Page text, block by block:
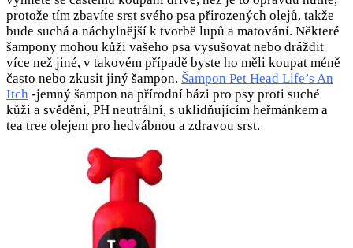
protože tím zbavíte srst svého psa přirozených olejů, takže
bude suchá a náchylnější k tvorbě lupů a matování. Některé
šampony mohou kůži vašeho psa vysušovat nebo dráždit
více než jiné, v takovém případě byste ho měli koupat méně
často nebo zkusit jiný šampon. Šampon Pet Head Life’s An
Itch -jemný šampon na přírodní bázi pro psy proti suché
kůži a svědění, PH neutrální, s uklidňujícím heřmánkem a
tea tree olejem pro hedvábnou a zdravou srst.